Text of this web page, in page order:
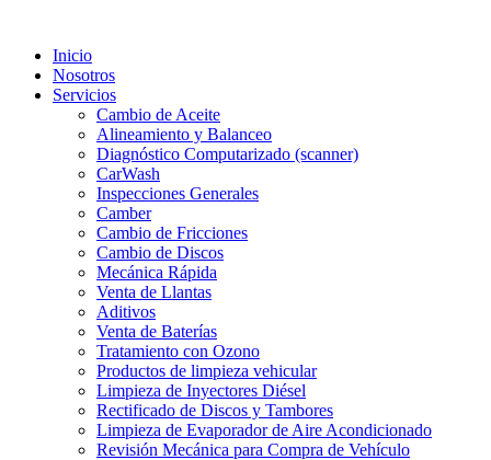
contenido
Inicio
Nosotros
Servicios
Cambio de Aceite
Alineamiento y Balanceo
Diagnóstico Computarizado (scanner)
CarWash
Inspecciones Generales
Camber
Cambio de Fricciones
Cambio de Discos
Mecánica Rápida
Venta de Llantas
Aditivos
Venta de Baterías
Tratamiento con Ozono
Productos de limpieza vehicular
Limpieza de Inyectores Diésel
Rectificado de Discos y Tambores
Limpieza de Evaporador de Aire Acondicionado
Revisión Mecánica para Compra de Vehículo